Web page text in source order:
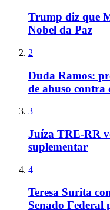
Trump diz que
Nobel da Paz
2
Duda Ramos:
de abuso contra
3
Juíza TRE-RR
suplementar
4
Teresa Surita
Senado Federal